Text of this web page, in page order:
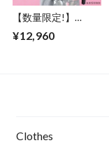
【数量限定!】
前開き 龍 ガンメタ
¥12,960
Clothes